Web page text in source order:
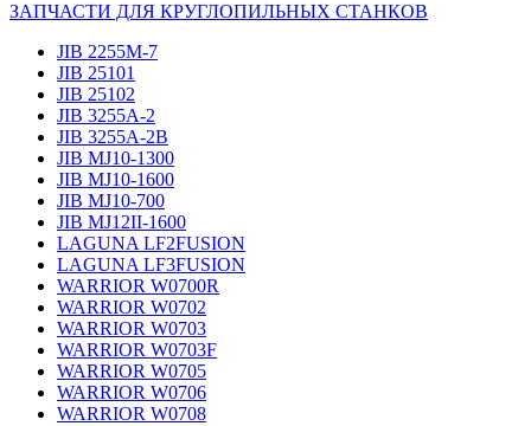
ЗАПЧАСТИ ДЛЯ КРУГЛОПИЛЬНЫХ СТАНКОВ
JIB 2255M-7
JIB 25101
JIB 25102
JIB 3255A-2
JIB 3255A-2B
JIB MJ10-1300
JIB MJ10-1600
JIB MJ10-700
JIB MJ12II-1600
LAGUNA LF2FUSION
LAGUNA LF3FUSION
WARRIOR W0700R
WARRIOR W0702
WARRIOR W0703
WARRIOR W0703F
WARRIOR W0705
WARRIOR W0706
WARRIOR W0708